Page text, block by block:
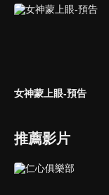
女神蒙上眼-預告
推薦影片